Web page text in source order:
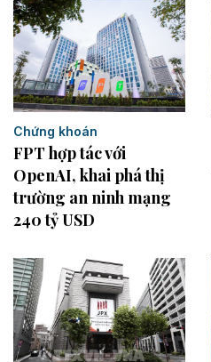
Chứng khoán
FPT hợp tác với
OpenAI, khai phá thị
trường an ninh mạng
240 tỷ USD